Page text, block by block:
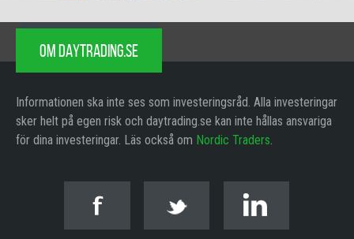
OM DAYTRADING.SE
Informationen ska inte ses som investeringsråd. Alla investeringar
sker helt på egen risk och daytrading.se kan inte hållas ansvariga
för dina investeringar. Läs också om Nordic Traders.